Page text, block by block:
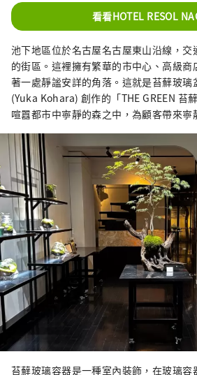
尋求真實性的旅行者享受深
古屋雷索爾酒店是一個精
的飯店。 岐阜雷索爾飯店 ～用所有感官感受清
流孕育的文化與歷史～ 美麗、翠綠的山。清澈
的溪流似乎可以淨化你的
麗的自然風光，是一座與
久歷史的城市。 從飯店步行只需 20 分鐘，您就
會看到這座城市唯一的天
桃岳的溪流。 春、夏、秋
同，每次來都有新的感受。 蘊含在水中的人
的情感，以及由此孕育的
索爾飯店重視人與水的關係。 里索爾酒店
事與小鎮和人民交織在一
看看HOTEL RESOL
池下地區位於名古屋名古屋東山沿線，交
的街區。這裡擁有繁華的市中心、高級
著一處靜謐安詳的角落。這就是苔蘚玻璃
(Yuka Kohara) 創作的「THE GREEN 苔
喧囂都市中寧靜的森之中，為顧客帶來寧
苔蘚玻璃容器是一種室內裝飾，在玻璃容